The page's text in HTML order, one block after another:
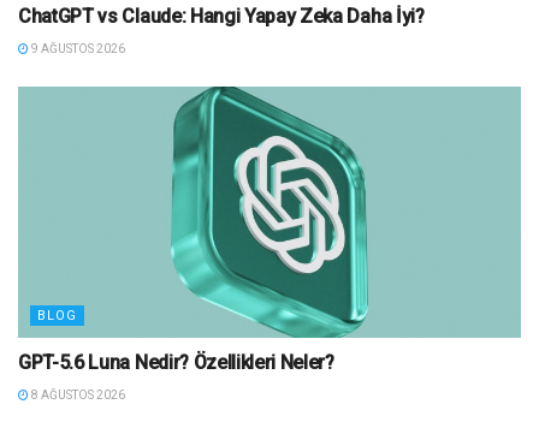
ChatGPT vs Claude: Hangi Yapay Zeka Daha İyi?
9 AĞUSTOS 2026
BLOG
GPT-5.6 Luna Nedir? Özellikleri Neler?
8 AĞUSTOS 2026